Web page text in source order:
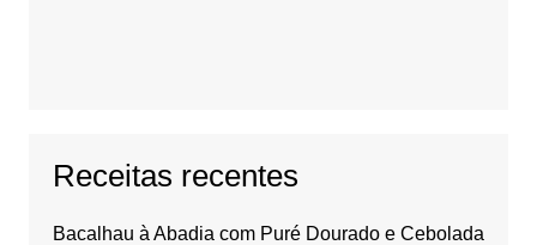
Receitas recentes
Bacalhau à Abadia com Puré Dourado e Cebolada